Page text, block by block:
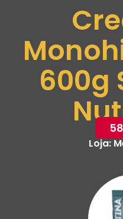
600g
Loja: